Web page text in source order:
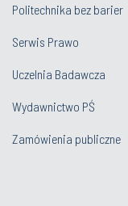
Politechnika bez barier
Serwis Prawo
Uczelnia Badawcza
Wydawnictwo PŚ
Zamówienia publiczne